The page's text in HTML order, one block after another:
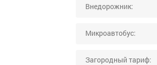
Внедорожник:
Микроавтобус:
Загородный тариф: